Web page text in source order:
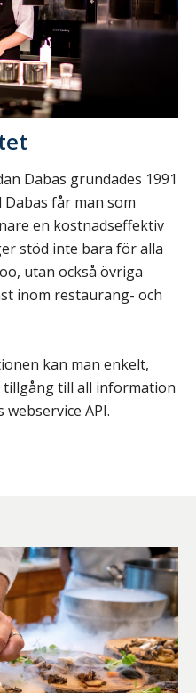
Dabas grundades 1991
får man som
en kostnadseffektiv
stöd inte bara för alla
utan också övriga
inom restaurang- och
kan man enkelt,
till all information
API.